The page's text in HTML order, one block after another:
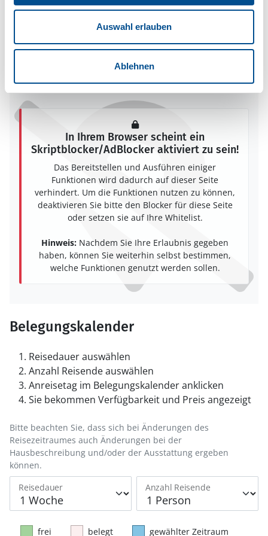
Auswahl erlauben
Ablehnen
Adresse
Ferienhaus KRO044
In Ihrem Browser scheint ein
Skriptblocker/AdBlocker aktiviert zu sein!
Das Bereitstellen und Ausführen einiger
Funktionen wird dadurch auf dieser Seite
verhindert. Um die Funktionen nutzen zu können,
deaktivieren Sie bitte den Blocker für diese Seite
oder setzen sie auf Ihre Whitelist.
Hinweis: Nachdem Sie Ihre Erlaubnis gegeben
haben, können Sie weiterhin selbst bestimmen,
welche Funktionen genutzt werden sollen.
Belegungskalender
Reisedauer auswählen
Anzahl Reisende auswählen
Anreisetag im Belegungskalender anklicken
Sie bekommen Verfügbarkeit und Preis angezeigt
Reisedauer Anzahl Reisende
Bitte beachten Sie, dass sich bei Änderungen des
Reisezeitraumes auch Änderungen bei der
Hausbeschreibung und/oder der Ausstattung ergeben
können.
frei belegt gewählter Zeitraum